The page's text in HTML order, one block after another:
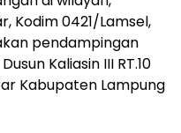
Kodim 0421/Lamsel,
pendampingan
Kaliasin III RT.10
Kabupaten Lampung